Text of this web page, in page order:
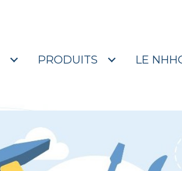
Merci à
PRODUITS LE